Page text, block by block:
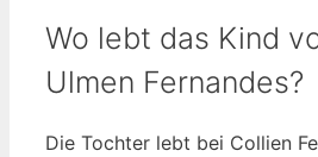
Wo lebt das Kind
Ulmen Fernandes?
Die Tochter lebt bei Collien